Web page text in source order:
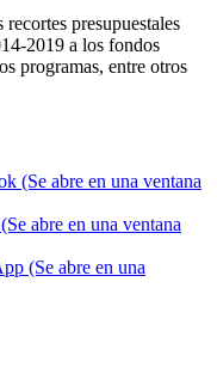
presupuestales
2019 a los fondos
programas, entre otros
(Se abre en una ventana
abre en una ventana
(Se abre en una